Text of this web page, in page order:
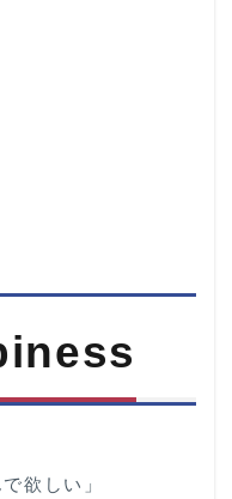
欲しい」